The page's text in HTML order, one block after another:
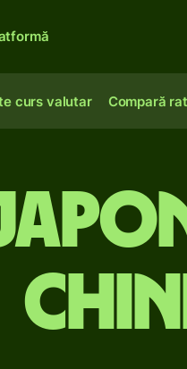
curs valutar Compară